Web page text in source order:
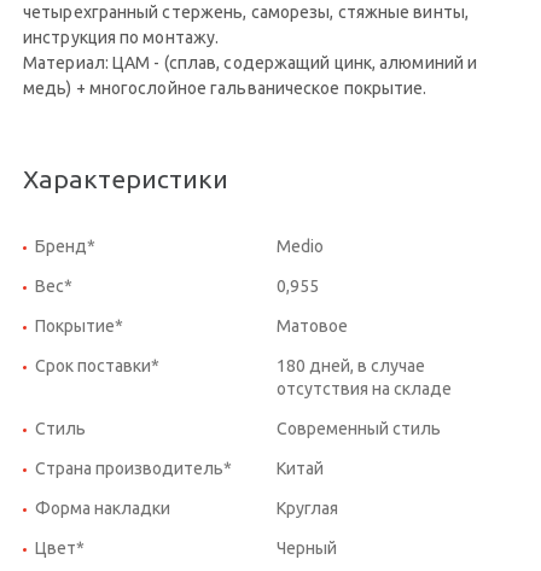
четырехгранный стержень, саморезы, стяжные винты,
инструкция по монтажу.
Материал: ЦАМ - (сплав, содержащий цинк, алюминий и
медь) + многослойное гальваническое покрытие.
Характеристики
Бренд* Medio
Вес* 0,955
Покрытие* Матовое
Срок поставки*
180 дней, в случае
отсутствия на складе
Стиль Современный стиль
Страна производитель* Китай
Форма накладки Круглая
Цвет* Черный